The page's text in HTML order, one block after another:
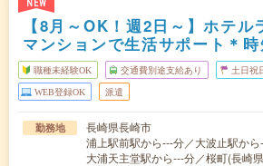
NEW
【8月～OK！週2日～】ホテル
マンションで生活サポート＊
職種未経験OK 交通費別途支給あり 土日祝
WEB登録OK 派遣
勤務地
長崎県長崎市
浦上駅前駅から---分／大波止駅か
大浦天主堂駅から---分／桜町(長崎